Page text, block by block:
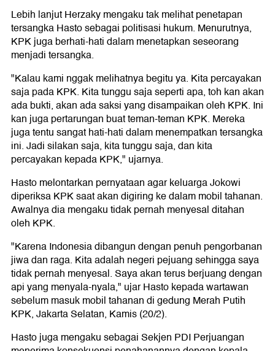
Lebih lanjut Herzaky mengaku tak melihat penetapan
tersangka Hasto sebagai politisasi hukum. Menurutnya,
KPK juga berhati-hati dalam menetapkan seseorang
menjadi tersangka.
"Kalau kami nggak melihatnya begitu ya. Kita percayakan
saja pada KPK. Kita tunggu saja seperti apa, toh kan akan
ada bukti, akan ada saksi yang disampaikan oleh KPK. Ini
kan juga pertarungan buat teman-teman KPK. Mereka
juga tentu sangat hati-hati dalam menempatkan tersangka
ini. Jadi silakan saja, kita tunggu saja, dan kita
percayakan kepada KPK," ujarnya.
Hasto melontarkan pernyataan agar keluarga Jokowi
diperiksa KPK saat akan digiring ke dalam mobil tahanan.
Awalnya dia mengaku tidak pernah menyesal ditahan
oleh KPK.
"Karena Indonesia dibangun dengan penuh pengorbanan
jiwa dan raga. Kita adalah negeri pejuang sehingga saya
tidak pernah menyesal. Saya akan terus berjuang dengan
api yang menyala-nyala," ujar Hasto kepada wartawan
sebelum masuk mobil tahanan di gedung Merah Putih
KPK, Jakarta Selatan, Kamis (20/2).
Hasto juga mengaku sebagai Sekjen PDI Perjuangan